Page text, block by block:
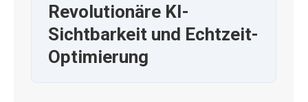
Revolutionäre KI-
Sichtbarkeit und Echtzeit-
Optimierung